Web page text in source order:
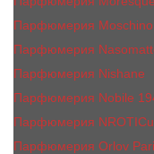
Парфюмерия Moschino
Парфюмерия
Парфюмерия Nishane
Парфюмерия Nobile
Парфюмерия
Парфюмерия Orlov